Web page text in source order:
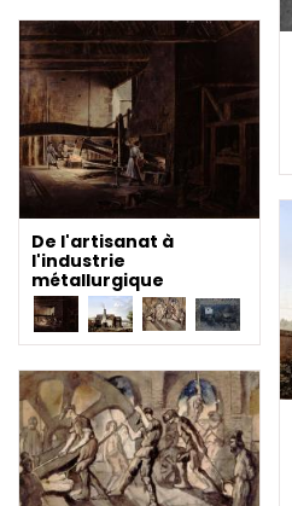
De l'artisanat à
l'industrie
métallurgique